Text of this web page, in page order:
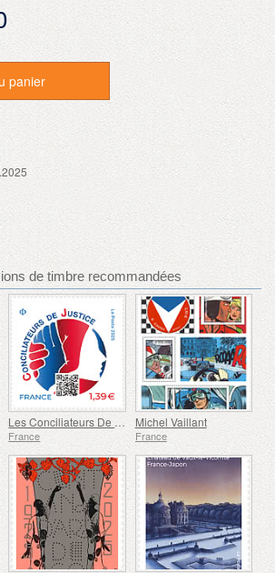
panier
de timbre recommandées
Les Conciliateurs De Justice
France
Michel Vaillant
France